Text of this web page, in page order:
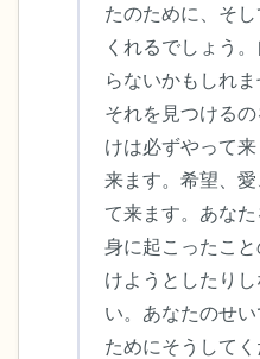
たのために、そ
くれるでしょう
らないかもしれ
それを見つける
けは必ずやって
来ます。希望、
て来ます。あな
身に起こったこ
けようとしたり
い。あなたのせ
ためにそうして